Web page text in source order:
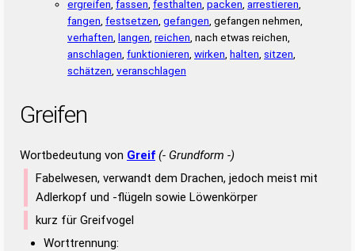
ergreifen fassen festhalten packen arrestieren
fangen festsetzen gefangen , gefangen nehmen,
verhaften langen reichen , nach etwas reichen,
anschlagen funktionieren wirken halten sitzen
schätzen veranschlagen
Greifen
Wortbedeutung von Greif (- Grundform -)
Fabelwesen, verwandt dem Drachen, jedoch meist mit
Adlerkopf und -flügeln sowie Löwenkörper
kurz für Greifvogel
Worttrennung: